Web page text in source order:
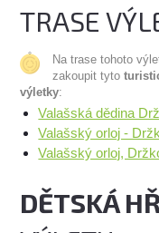
TRASE
Na trase tohoto
zakoupit tyto
výletky:
Valašská dědina
Valašský orloj -
Valašský orloj,
DĚTSKÁ